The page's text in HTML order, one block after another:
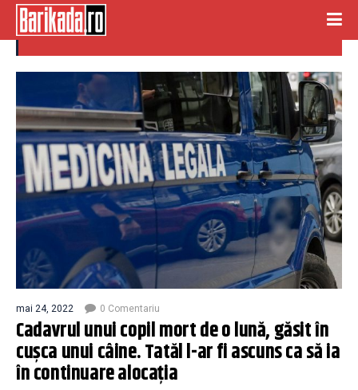
cusca caine
mai 24, 2022 0 Comentariu
Cadavrul unui copil mort de o lună, găsit în
cușca unui câine. Tatăl l-ar fi ascuns ca să ia
în continuare alocația